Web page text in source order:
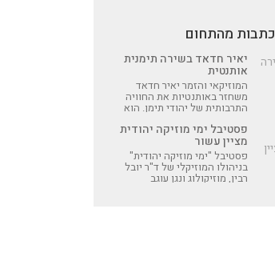
כתבות מהתחום
יאיר חדאד בשירה תימנית
אותנטית
המוזיקאי והזמר יאיר חדאד
משחזר באותנטיות את החוויה
התרבותית של יהודי תימן. הוא
תירגם את המילים לעברית
ועיבד את השירים, התאים כלי
נגינה וייצר מוזיקה לשירה
נפלאה שנשכחה
פסטיבל ימי מוזיקה יהודית
מציין עשור
פסטיבל "ימי מוזיקה יהודית"
בניהולו המוזיקלי של ד"ר יובל
רבין, מוזיקולוג ונגן עוגב